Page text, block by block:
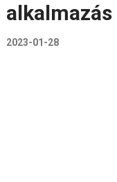
alkalmazás
2023-01-28